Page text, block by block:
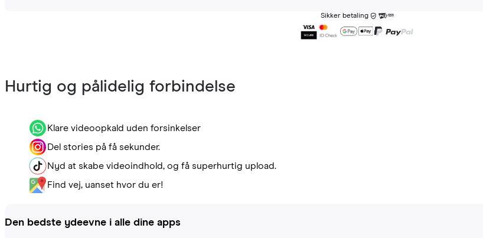
Sikker betaling
Hurtig og pålidelig forbindelse
Klare videoopkald uden forsinkelser
Del stories på få sekunder.
Nyd at skabe videoindhold, og få superhurtig upload.
Find vej, uanset hvor du er!
Den bedste ydeevne i alle dine apps